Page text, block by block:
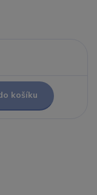
košíku